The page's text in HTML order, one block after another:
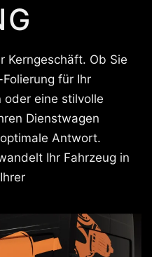
Kerngeschäft. Ob Sie
für Ihr
eine stilvolle
Dienstwagen
Antwort.
Ihr Fahrzeug in